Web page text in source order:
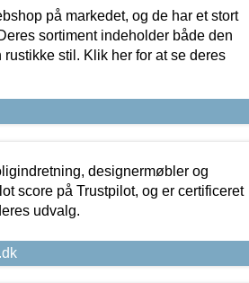
på markedet, og de har et stort
sortiment indeholder både den
stil. Klik her for at se deres
designermøbler og
score på Trustpilot, og er certificeret
udvalg.